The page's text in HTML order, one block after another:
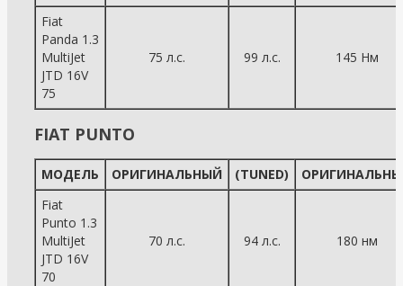
Fiat
Panda 1.3
MultiJet
JTD 16V
75
75 л.с. 99 л.с. 145 Нм
FIAT PUNTO
МОДЕЛЬ ОРИГИНАЛЬНЫЙ (TUNED)
Fiat
Punto 1.3
MultiJet
JTD 16V
70
70 л.с. 94 л.с. 180 нм